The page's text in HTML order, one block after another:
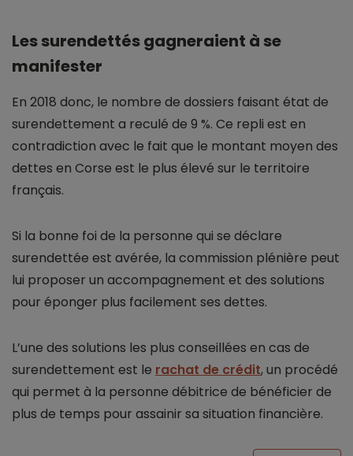
Les surendettés gagneraient à se
manifester
En 2018 donc, le nombre de dossiers faisant état de
surendettement a reculé de 9 %. Ce repli est en
contradiction avec le fait que le montant moyen des
dettes en Corse est le plus élevé sur le territoire
français.
Si la bonne foi de la personne qui se déclare
surendettée est avérée, la commission plénière peut
lui proposer un accompagnement et des solutions
pour éponger plus facilement ses dettes.
L’une des solutions les plus conseillées en cas de
surendettement est le rachat de crédit, un procédé
qui permet à la personne débitrice de bénéficier de
plus de temps pour assainir sa situation financière.